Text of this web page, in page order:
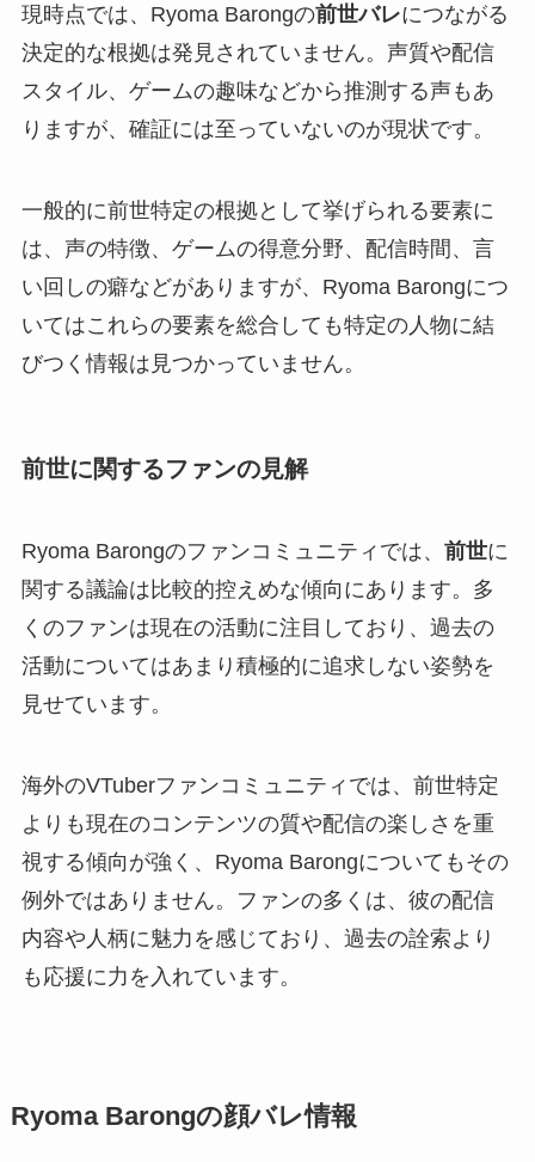
現時点では、Ryoma Barongの前世バレにつながる
決定的な根拠は発見されていません。声質や配信
スタイル、ゲームの趣味などから推測する声もあ
りますが、確証には至っていないのが現状です。
一般的に前世特定の根拠として挙げられる要素に
は、声の特徴、ゲームの得意分野、配信時間、言
い回しの癖などがありますが、Ryoma Barongにつ
いてはこれらの要素を総合しても特定の人物に結
びつく情報は見つかっていません。
前世に関するファンの見解
Ryoma Barongのファンコミュニティでは、 前世に
関する議論は比較的控えめな傾向にあります。多
くのファンは現在の活動に注目しており、過去の
活動についてはあまり積極的に追求しない姿勢を
見せています。
海外のVTuberファンコミュニティでは、前世特定
よりも現在のコンテンツの質や配信の楽しさを重
視する傾向が強く、Ryoma Barongについてもその
例外ではありません。ファンの多くは、彼の配信
内容や人柄に魅力を感じており、過去の詮索より
も応援に力を入れています。
Ryoma Barongの顔バレ情報